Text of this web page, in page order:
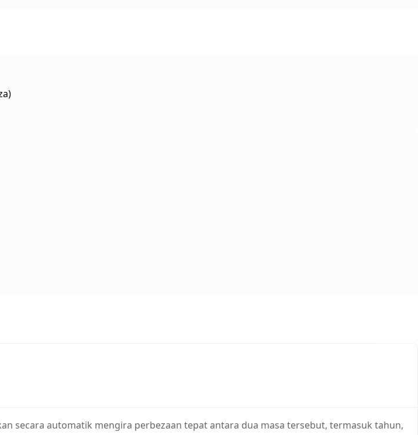
secara automatik mengira perbezaan tepat antara dua masa tersebut, termasuk tahun,